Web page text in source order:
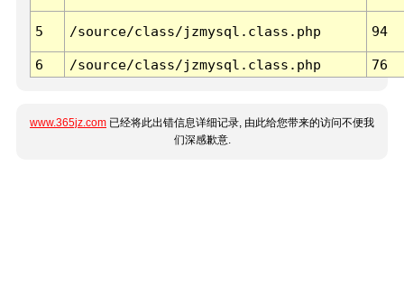
5 /source/class/jzmysql.class.php 94
6 /source/class/jzmysql.class.php 76
www.365jz.com 已经将此出错信息详细记录, 由此给您带来的访问不便我
们深感歉意.